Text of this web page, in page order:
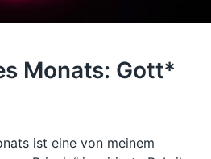
Monats: Gott*
ist eine von meinem